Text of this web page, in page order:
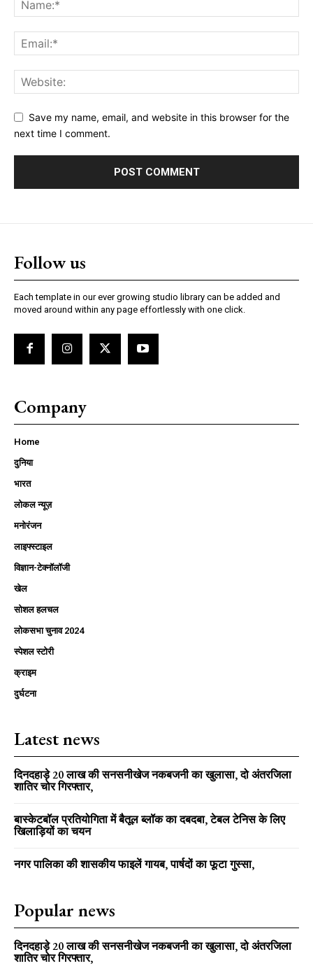
Save my name, email, and website in this browser for the
next time I comment.
Follow us
Each template in our ever growing studio library can be added and
moved around within any page effortlessly with one click.
Company
Home
दुनिया
भारत
लोकल न्यूज़
मनोरंजन
लाइफ्स्टाइल
विज्ञान-टेक्नॉलॉजी
खेल
सोशल हलचल
लोकसभा चुनाव 2024
स्पेशल स्टोरी
क्राइम
दुर्घटना
Latest news
दिनदहाड़े 20 लाख की सनसनीखेज नकबजनी का खुलासा, दो अंतरजिला
शातिर चोर गिरफ्तार,
बास्केटबॉल प्रतियोगिता में बैतूल ब्लॉक का दबदबा, टेबल टेनिस के लिए
खिलाड़ियों का चयन
नगर पालिका की शासकीय फाइलें गायब, पार्षदों का फूटा गुस्सा,
Popular news
दिनदहाड़े 20 लाख की सनसनीखेज नकबजनी का खुलासा, दो अंतरजिला
शातिर चोर गिरफ्तार,